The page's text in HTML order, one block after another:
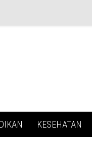
KESEHATAN